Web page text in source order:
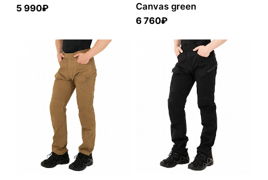
5 990₽
Canvas green
6 760₽